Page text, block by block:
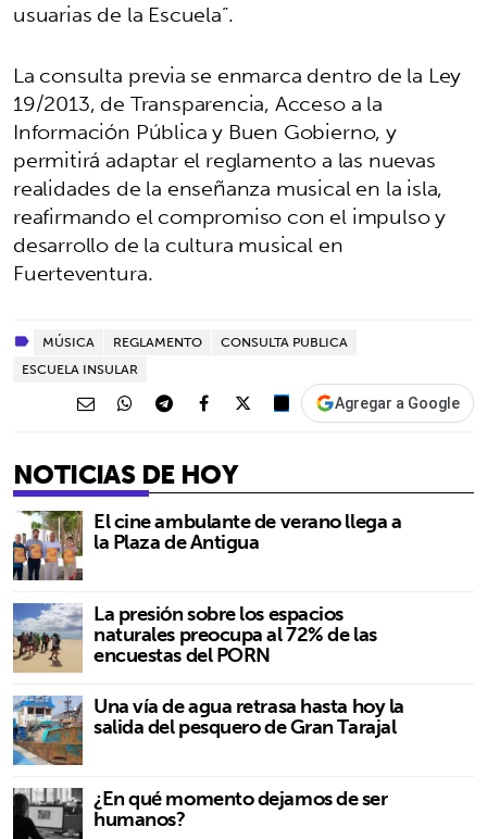
usuarias de la Escuela”.
La consulta previa se enmarca dentro de la Ley
19/2013, de Transparencia, Acceso a la
Información Pública y Buen Gobierno, y
permitirá adaptar el reglamento a las nuevas
realidades de la enseñanza musical en la isla,
reafirmando el compromiso con el impulso y
desarrollo de la cultura musical en
Fuerteventura.
MÚSICA REGLAMENTO
CONSULTA PUBLICA
ESCUELA INSULAR
Agregar a Google
NOTICIAS DE HOY
El cine ambulante de verano llega a
la Plaza de Antigua
La presión sobre los espacios
naturales preocupa al 72% de las
encuestas del PORN
Una vía de agua retrasa hasta hoy la
salida del pesquero de Gran Tarajal
¿En qué momento dejamos de ser
humanos?